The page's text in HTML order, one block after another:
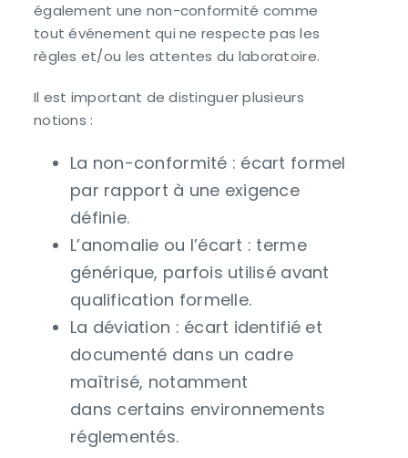
également une non-conformité comme
tout événement qui ne respecte pas les
règles et/ou les attentes du laboratoire.
Il est important de distinguer plusieurs
notions :
La non-conformité : écart formel
par rapport à une exigence
définie.
L’anomalie ou l’écart : terme
générique, parfois utilisé avant
qualification formelle.
La déviation : écart identifié et
documenté dans un cadre
maîtrisé, notamment
dans certains environnements
réglementés.